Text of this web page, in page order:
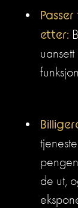
etter:
de ut,